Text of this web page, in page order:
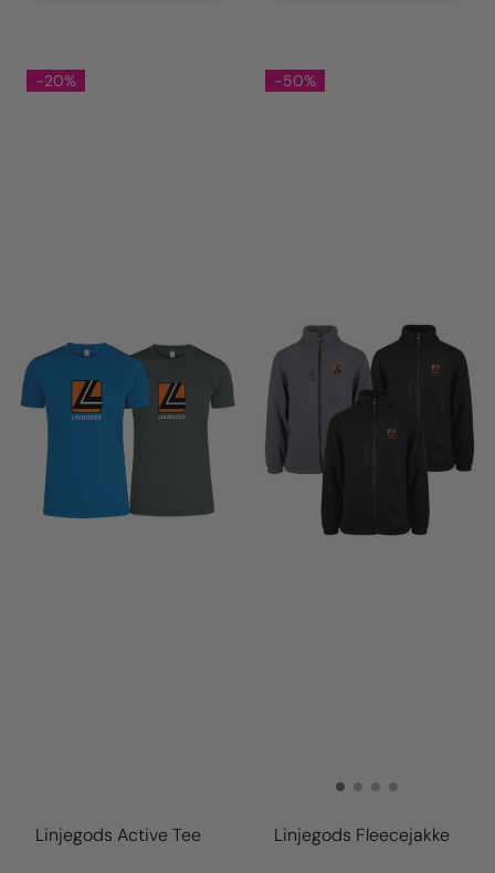
-20%
Linjegods Active Tee
-50%
Linjegods Fleecejakke